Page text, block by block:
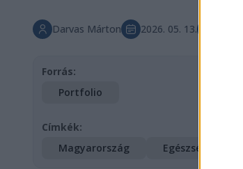
Darvas Márton 2026. 05. 13.
Forrás:
Portfolio
Címkék:
Magyarország
Egészségügy